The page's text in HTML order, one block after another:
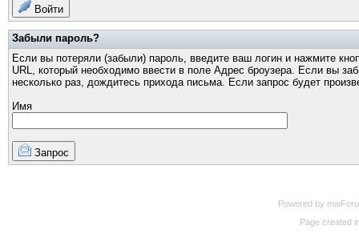
Войти
Забыли пароль?
Если вы потеряли (забыли) пароль, введите ваш логин и нажмите
URL, который необходимо ввести в поле Адрес броузера. Если вы
несколько раз, дождитесь прихода письма. Если запрос будет
Имя
Запрос
Powered by
Page created